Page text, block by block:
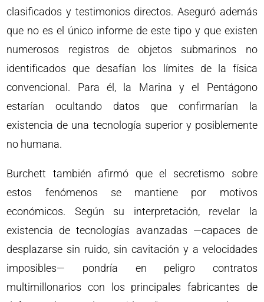
clasificados y testimonios directos. Aseguró además
que no es el único informe de este tipo y que existen
numerosos registros de objetos submarinos no
identificados que desafían los límites de la física
convencional. Para él, la Marina y el Pentágono
estarían ocultando datos que confirmarían la
existencia de una tecnología superior y posiblemente
no humana.
Burchett también afirmó que el secretismo sobre
estos fenómenos se mantiene por motivos
económicos. Según su interpretación, revelar la
existencia de tecnologías avanzadas —capaces de
desplazarse sin ruido, sin cavitación y a velocidades
imposibles— pondría en peligro contratos
multimillonarios con los principales fabricantes de